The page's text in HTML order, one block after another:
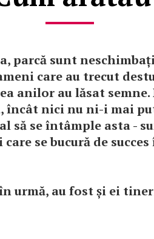
parcă sunt
care au trecut
anilor au lăsat
încât nici nu ni-i mai
să se întâmple asta -
se bucură de succes
urmă, au fost și ei